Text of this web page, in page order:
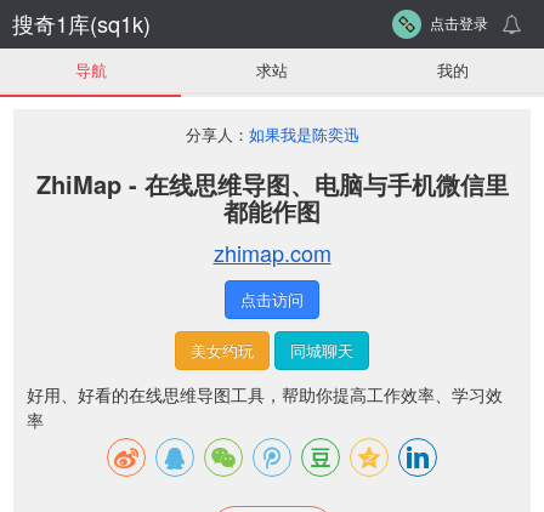
搜奇1库(sq1k) 点击登录
导航 求站 我的
分享人： 如果我是陈奕迅
ZhiMap - 在线思维导图、电脑与手机微信里
都能作图
zhimap.com
点击访问
美女约玩 同城聊天
好用、好看的在线思维导图工具，帮助你提高工作效率、学习效
率